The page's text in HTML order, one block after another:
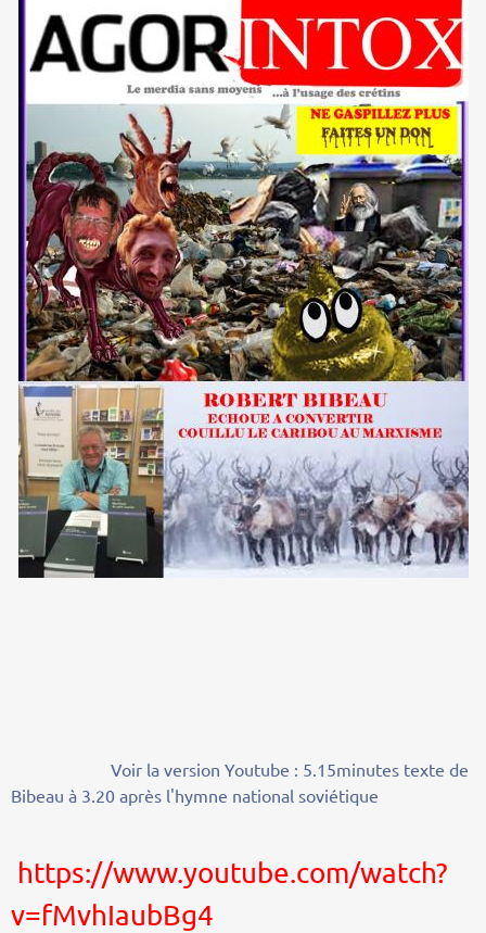
Voir la version Youtube : 5.15minutes texte de
Bibeau à 3.20 après l'hymne national soviétique
https://www.youtube.com/watch?
v=fMvhIaubBg4